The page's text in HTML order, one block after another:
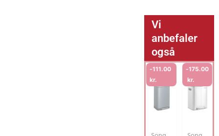
Vi
anbefaler
også
-111.00
kr.
-175.00
kr.